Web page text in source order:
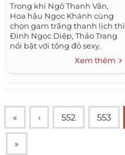
Trong khi Ngô Thanh Vân,
Hoa hậu Ngọc Khánh cùng
chọn gam trắng thanh lịch thì
Đinh Ngọc Diệp, Thảo Trang
nổi bật với tông đỏ sexy.
Xem thêm
« ‹ 552 553
»